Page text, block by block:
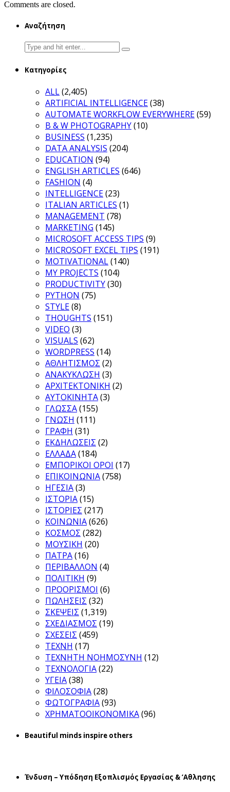
Comments are closed.
Αναζήτηση
Search
for:
Κατηγορίες
ALL(2,405)
ARTIFICIAL INTELLIGENCE(38)
AUTOMATE WORKFLOW EVERYWHERE(59)
B & W PHOTOGRAPHY(10)
BUSINESS (1,235)
DATA ANALYSIS (204)
EDUCATION (94)
ENGLISH ARTICLES (646)
FASHION (4)
INTELLIGENCE(23)
ITALIAN ARTICLES (1)
MANAGEMENT (78)
MARKETING (145)
MICROSOFT ACCESS TIPS (9)
MICROSOFT EXCEL TIPS (191)
MOTIVATIONAL(140)
MY PROJECTS (104)
PRODUCTIVITY(30)
PYTHON (75)
STYLE(8)
THOUGHTS (151)
VIDEO (3)
VISUALS (62)
WORDPRESS (14)
ΑΘΛΗΤΙΣΜΟΣ (2)
ΑΝΑΚΥΚΛΩΣΗ (3)
ΑΡΧΙΤΕΚΤΟΝΙΚΗ (2)
ΑΥΤΟΚΙΝΗΤΑ(3)
ΓΛΩΣΣΑ(155)
ΓΝΩΣΗ (111)
ΓΡΑΦΗ (31)
ΕΚΔΗΛΩΣΕΙΣ (2)
ΕΛΛΑΔΑ(184)
ΕΜΠΟΡΙΚΟΙ ΟΡΟΙ (17)
ΕΠΙΚΟΙΝΩΝΙΑ(758)
ΗΓΕΣΙΑ(3)
ΙΣΤΟΡΙΑ(15)
ΙΣΤΟΡΙΕΣ (217)
ΚΟΙΝΩΝΙΑ(626)
ΚΟΣΜΟΣ (282)
ΜΟΥΣΙΚΗ (20)
ΠΑΤΡΑ(16)
ΠΕΡΙΒΑΛΛΟΝ (4)
ΠΟΛΙΤΙΚΗ (9)
ΠΡΟΟΡΙΣΜΟΙ (6)
ΠΩΛΗΣΕΙΣ (32)
ΣΚΕΨΕΙΣ (1,319)
ΣΧΕΔΙΑΣΜΟΣ (19)
ΣΧΕΣΕΙΣ (459)
ΤΕΧΝΗ (17)
ΤΕΧΝΗΤΗ ΝΟΗΜΟΣΥΝΗ (12)
ΤΕΧΝΟΛΟΓΙΑ(22)
ΥΓΕΙΑ(38)
ΦΙΛΟΣΟΦΙΑ(28)
ΦΩΤΟΓΡΑΦΙΑ(93)
ΧΡΗΜΑΤΟΟΙΚΟΝΟΜΙΚΑ(96)
Beautiful minds inspire others
Ένδυση – Υπόδηση Εξοπλισμός Εργασίας & ‘Aθλησης